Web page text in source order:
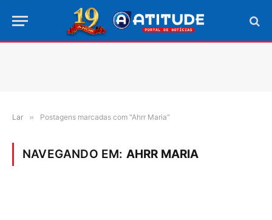
Lar » Postagens marcadas com "Ahrr Maria"
NAVEGANDO EM: AHRR MARIA